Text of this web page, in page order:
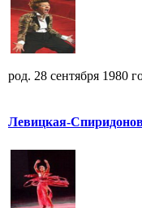
род. 28 сентября 1980
Левицкая-